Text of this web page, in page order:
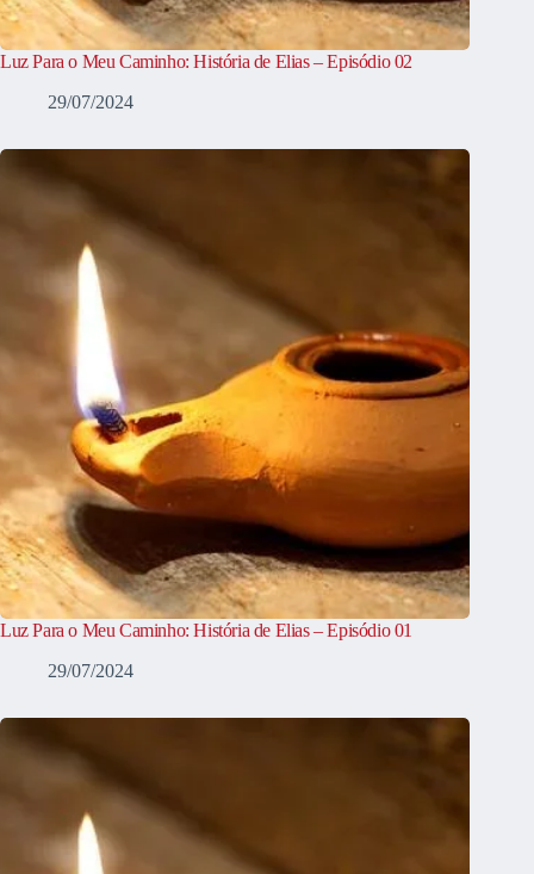
Luz Para o Meu Caminho: História de Elias – Episódio 02
29/07/2024
Luz Para o Meu Caminho: História de Elias – Episódio 01
29/07/2024